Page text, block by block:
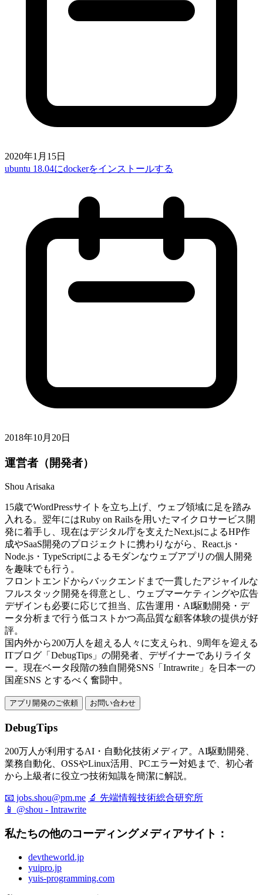
2020年1月15日
ubuntu 18.04にdockerをインストールする
2018年10月20日
運営者（開発者）
Shou Arisaka
15歳でWordPressサイトを立ち上げ、ウェブ領域に足を踏み
入れる。翌年にはRuby on Railsを用いたマイクロサービス開
発に着手し、現在はデジタル庁を支えたNext.jsによるHP作
成やSaaS開発のプロジェクトに携わりながら、React.js・
Node.js・TypeScriptによるモダンなウェブアプリの個人開発
を趣味でも行う。
フロントエンドからバックエンドまで一貫したアジャイルな
フルスタック開発を得意とし、ウェブマーケティングや広告
デザインも必要に応じて担当、広告運用・AI駆動開発・デ
ータ分析まで行う低コストかつ高品質な顧客体験の提供が好
評。
国内外から200万人を超える人々に支えられ、9周年を迎える
ITブログ「DebugTips」の開発者、デザイナーでありライタ
ー。現在ベータ段階の独自開発SNS「Intrawrite」を日本一の
国産SNS とするべく奮闘中。
アプリ開発のご依頼 お問い合わせ
DebugTips
200万人が利用するAI・自動化技術メディア。AI駆動開発、
業務自動化、OSSやLinux活用、PCエラー対処まで、初心者
から上級者に役立つ技術知識を簡潔に解説。
📧 jobs.shou@pm.me 🔬 先端情報技術総合研究所
📱 @shou - Intrawrite
私たちの他のコーディングメディアサイト：
devtheworld.jp
yuipro.jp
yuis-programming.com